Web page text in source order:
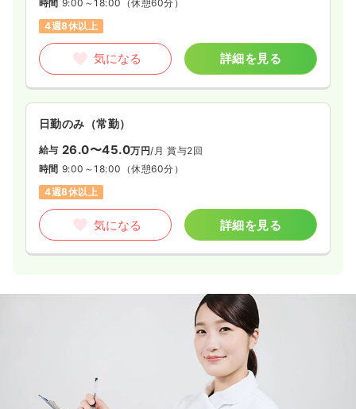
時間 9:00～18:00 （休憩60分）
4週8休以上
気になる 詳細を見る
日勤のみ（常勤）
給与 26.0〜45.0万円/月 賞与2回
時間 9:00～18:00 （休憩60分）
4週8休以上
気になる 詳細を見る